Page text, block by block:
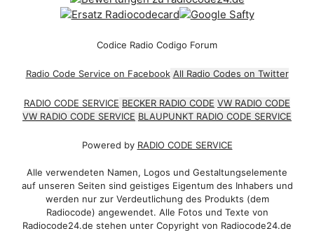
Codice Radio Codigo Forum
Radio Code Service on Facebook All Radio Codes on Twitter
RADIO CODE SERVICE BECKER RADIO CODE VW RADIO CODE
VW RADIO CODE SERVICE BLAUPUNKT RADIO CODE SERVICE
Powered by RADIO CODE SERVICE
Alle verwendeten Namen, Logos und Gestaltungselemente
auf unseren Seiten sind geistiges Eigentum des Inhabers und
werden nur zur Verdeutlichung des Produkts (dem
Radiocode) angewendet. Alle Fotos und Texte von
Radiocode24.de stehen unter Copyright von Radiocode24.de